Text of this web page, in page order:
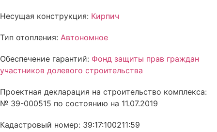
Несущая конструкция: Кирпич
Тип отопления: Автономное
Обеспечение гарантий: Фонд защиты прав граждан
участников долевого строительства
Проектная декларация на строительство комплекса:
№ 39-000515 по состоянию на 11.07.2019
Кадастровый номер: 39:17:100211:59